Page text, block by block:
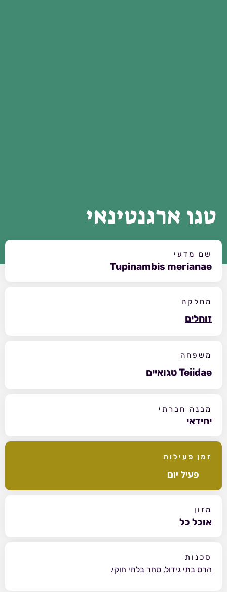
טגו ארגנטינאי
שם מדעי
Tupinambis merianae
מחלקה
זוחלים
משפחה
Teiidae טגואיים
מבנה חברתי
יחידאי
זמן פעילות
פעיל יום
מזון
אוכל כל
סכנות
הרס בתי גידול, סחר בלתי חוקי.